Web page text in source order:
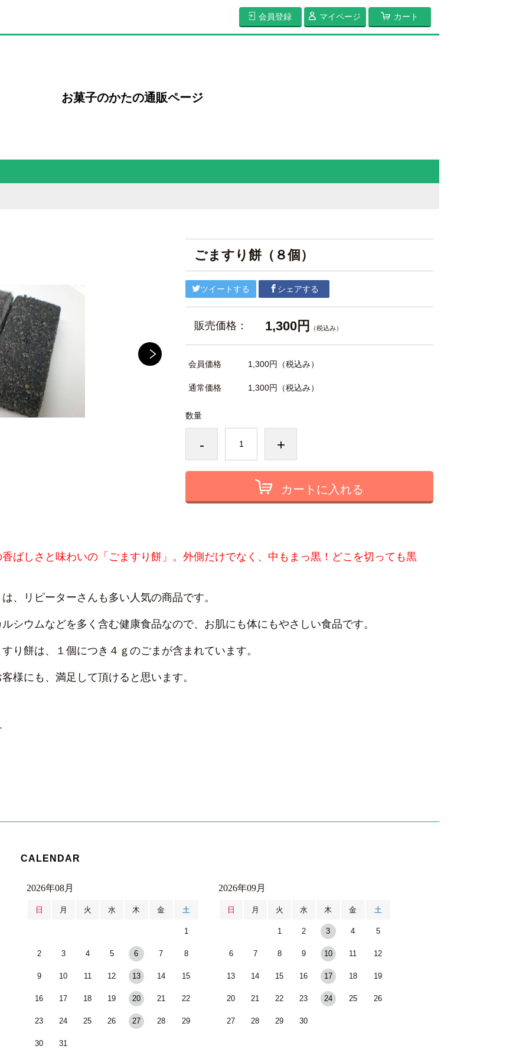
お菓子のかたの通販ページ
会員登録 マイページ カート
ごますり餅（８個）
ツイートする シェアする
販売価格： 1,300円 （税込み）
会員価格 1,300円 （税込み）
通常価格 1,300円 （税込み）
数量
- +
カートに入れる
ばしさと味わいの「ごますり餅」。外側だけでなく、中もまっ黒！どこを切っても黒
、リピーターさんも多い人気の商品です。
シウムなどを多く含む健康食品なので、お肌にも体にもやさしい食品です。
り餅は、１個につき４ｇのごまが含まれています。
様にも、満足して頂けると思います。
CALENDAR
2026年08月
日 月 火 水 木 金 土
1
2 3 4 5 6 7 8
9 10 11 12 13 14 15
16 17 18 19 20 21 22
23 24 25 26 27 28 29
30 31
2026年09月
日 月 火 水 木 金 土
1 2 3 4 5
6 7 8 9 10 11 12
13 14 15 16 17 18 19
20 21 22 23 24 25 26
27 28 29 30